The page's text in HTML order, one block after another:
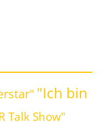
"Ich bin
Talk Show"